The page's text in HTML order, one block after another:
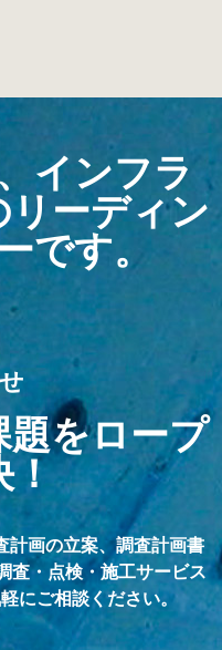
インフラ
リーディン
です。
題をロープ
！
計画の立案、調査計画書
査・点検・施工サービス
にご相談ください。